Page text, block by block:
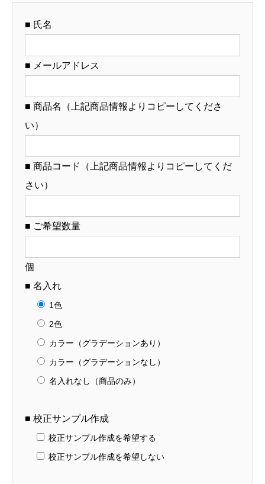
リ
ジ
ナ
ん
り
■ 氏名
■ メールアドレス
■ 商品名（上記商品情報よりコピーしてくださ
い）
■ 商品コード（上記商品情報よりコピーしてくだ
さい）
■ ご希望数量
個
■ 名入れ
1色
2色
カラー（グラデーションあり）
カラー（グラデーションなし）
名入れなし（商品のみ）
■ 校正サンプル作成
校正サンプル作成を希望する
校正サンプル作成を希望しない